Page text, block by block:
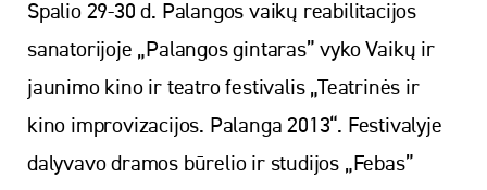
Spalio 29-30 d. Palangos vaikų reabilitacijos
sanatorijoje „Palangos gintaras” vyko Vaikų ir
jaunimo kino ir teatro festivalis „Teatrinės ir
kino improvizacijos. Palanga 2013“. Festivalyje
dalyvavo dramos būrelio ir studijos „Febas”